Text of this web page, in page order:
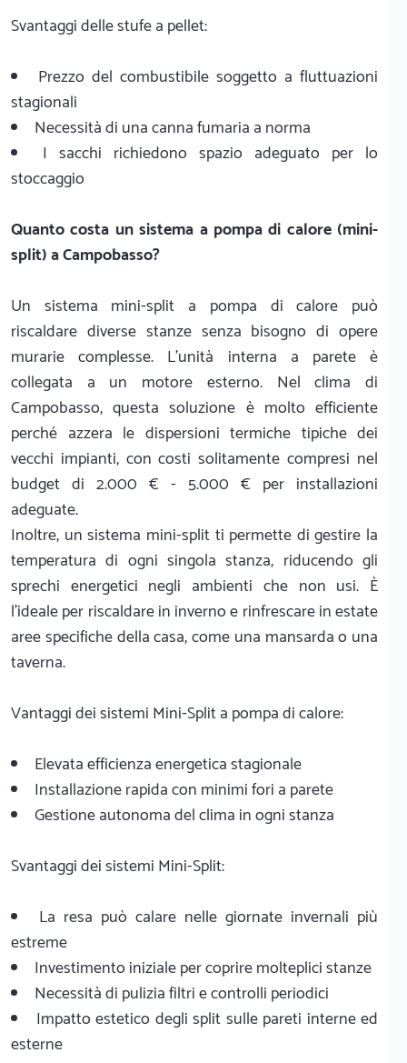
Svantaggi delle stufe a pellet:
Prezzo del combustibile soggetto a fluttuazioni
stagionali
Necessità di una canna fumaria a norma
I sacchi richiedono spazio adeguato per lo
stoccaggio
Quanto costa un sistema a pompa di calore (mini-
split) a Campobasso?
Un sistema mini-split a pompa di calore può
riscaldare diverse stanze senza bisogno di opere
murarie complesse. L'unità interna a parete è
collegata a un motore esterno. Nel clima di
Campobasso, questa soluzione è molto efficiente
perché azzera le dispersioni termiche tipiche dei
vecchi impianti, con costi solitamente compresi nel
budget di 2.000 € - 5.000 € per installazioni
adeguate.
Inoltre, un sistema mini-split ti permette di gestire la
temperatura di ogni singola stanza, riducendo gli
sprechi energetici negli ambienti che non usi. È
l'ideale per riscaldare in inverno e rinfrescare in estate
aree specifiche della casa, come una mansarda o una
taverna.
Vantaggi dei sistemi Mini-Split a pompa di calore:
Elevata efficienza energetica stagionale
Installazione rapida con minimi fori a parete
Gestione autonoma del clima in ogni stanza
Svantaggi dei sistemi Mini-Split:
La resa può calare nelle giornate invernali più
estreme
Investimento iniziale per coprire molteplici stanze
Necessità di pulizia filtri e controlli periodici
Impatto estetico degli split sulle pareti interne ed
esterne